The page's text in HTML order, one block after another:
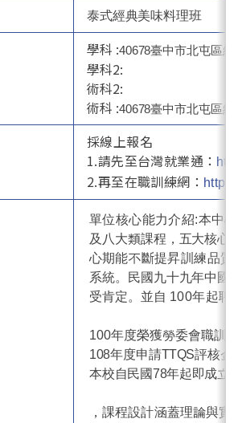
泰式經典美味料理班
學科 :40678臺中市北屯區經
學科2:
術科2:
術科 :40678臺中市北屯區經
採線上報名
1.請先至台灣就業通：
2.再至在職訓練網：
單位核心能力介紹:本中
及八大類課程，五大核心
心期能不斷提昇訓練品
系統。民國九十九年中國
受肯定。並自 100年起聘
100年度榮獲勞委會職訓
108年度申請TTQS評核
本校自民國78年起即成立
，課程設計涵蓋理論與